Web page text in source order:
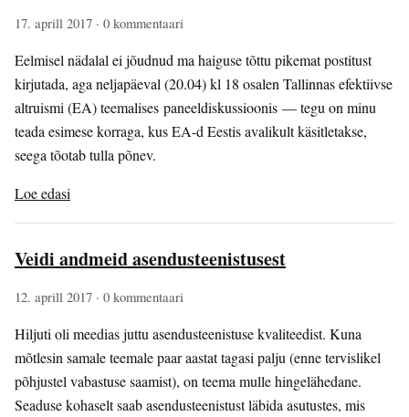
17. aprill 2017 · 0 kommentaari
Eelmisel nädalal ei jõudnud ma haiguse tõttu pikemat postitust
kirjutada, aga neljapäeval (20.04) kl 18 osalen Tallinnas efektiivse
altruismi (EA) teemalises paneeldiskussioonis — tegu on minu
teada esimese korraga, kus EA-d Eestis avalikult käsitletakse,
seega tõotab tulla põnev.
Loe edasi
Veidi andmeid asendusteenistusest
12. aprill 2017 · 0 kommentaari
Hiljuti oli meedias juttu asendusteenistuse kvaliteedist. Kuna
mõtlesin samale teemale paar aastat tagasi palju (enne tervislikel
põhjustel vabastuse saamist), on teema mulle hingelähedane.
Seaduse kohaselt saab asendusteenistust läbida asutustes, mis